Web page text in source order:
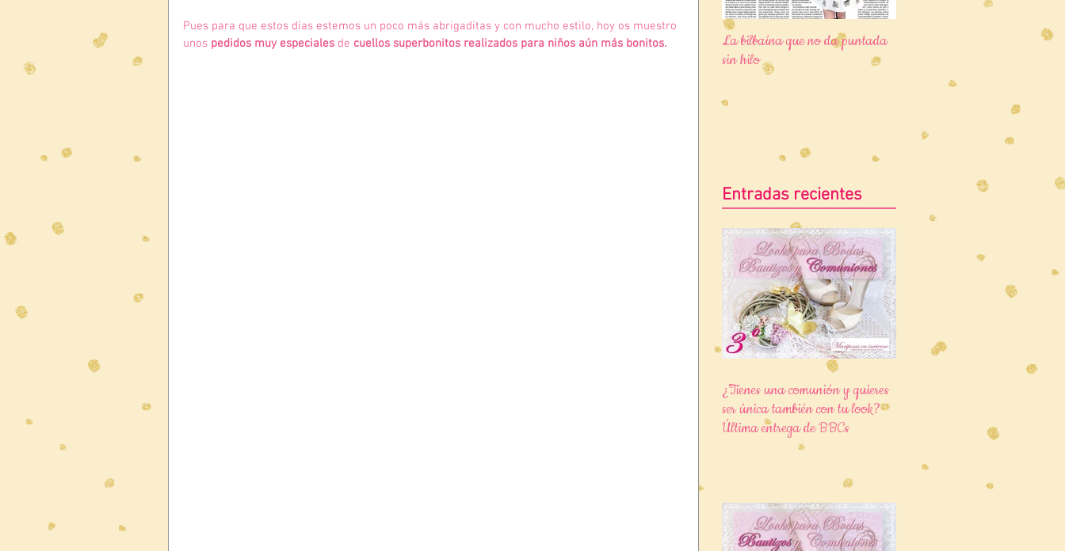
Pues para que estos días estemos un poco más abrigaditas y con mucho estilo, hoy os muestro
unos pedidos muy especiales de cuellos superbonitos realizados para niños aún más bonitos.
La bilbaína que no da puntada
sin hilo
4x2 divertidas formas de
Entradas recientes
¿Tienes una comunión y quieres
ser única también con tu look?
Última entrega de BBCs